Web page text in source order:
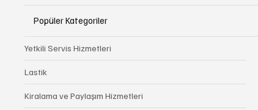
Popüler Kategoriler
Yetkili Servis Hizmetleri
Lastik
Kiralama ve Paylaşım Hizmetleri